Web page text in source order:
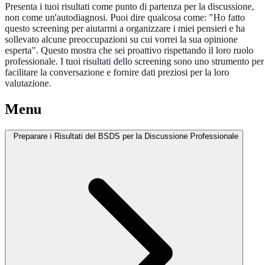
Presenta i tuoi risultati come punto di partenza per la discussione,
non come un'autodiagnosi. Puoi dire qualcosa come: "Ho fatto
questo screening per aiutarmi a organizzare i miei pensieri e ha
sollevato alcune preoccupazioni su cui vorrei la sua opinione
esperta". Questo mostra che sei proattivo rispettando il loro ruolo
professionale. I tuoi risultati dello screening sono uno strumento per
facilitare la conversazione e fornire dati preziosi per la loro
valutazione.
Menu
Preparare i Risultati del BSDS per la Discussione Professionale